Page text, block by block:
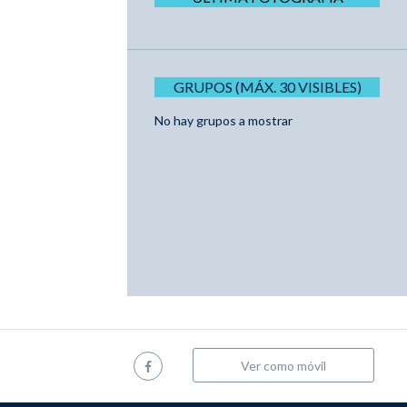
GRUPOS (MÁX. 30 VISIBLES)
No hay grupos a mostrar